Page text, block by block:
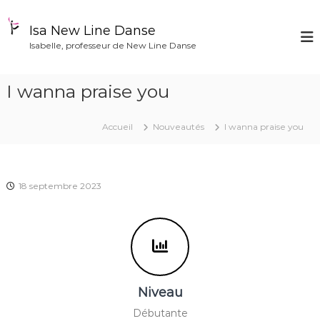
Isa New Line Danse
Isabelle, professeur de New Line Danse
I wanna praise you
Accueil Nouveautés I wanna praise you
18 septembre 2023
Niveau
Débutante